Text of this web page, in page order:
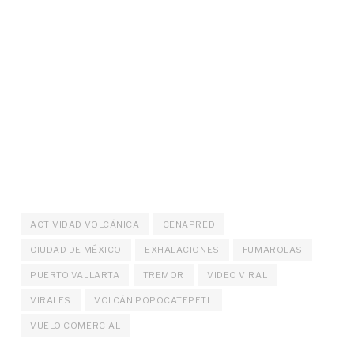
ACTIVIDAD VOLCÁNICA CENAPRED
CIUDAD DE MÉXICO EXHALACIONES FUMAROLAS
PUERTO VALLARTA TREMOR VIDEO VIRAL
VIRALES VOLCÁN POPOCATÉPETL
VUELO COMERCIAL